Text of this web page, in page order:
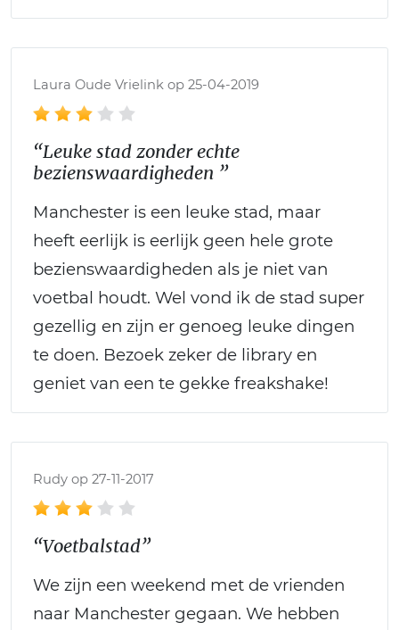
Laura Oude Vrielink op 25-04-2019
“Leuke stad zonder echte
bezienswaardigheden ”
Manchester is een leuke stad, maar
heeft eerlijk is eerlijk geen hele grote
bezienswaardigheden als je niet van
voetbal houdt. Wel vond ik de stad super
gezellig en zijn er genoeg leuke dingen
te doen. Bezoek zeker de library en
geniet van een te gekke freakshake!
Rudy op 27-11-2017
“Voetbalstad”
We zijn een weekend met de vrienden
naar Manchester gegaan. We hebben